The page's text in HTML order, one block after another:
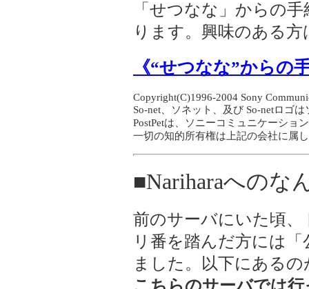
「せつなな」からの
ります。興味のある
《“せつなな”からの
Copyright(C)1996-2004 Sony
So-net、ソネット、及び So-netロゴ
PostPetは、ソニーコミュニケーショ
一切の知的所有権は上記の会社に属
■Nariharaへのな
前のサーバにいた頃
リ番を踏んだ方には
ました。以下にある